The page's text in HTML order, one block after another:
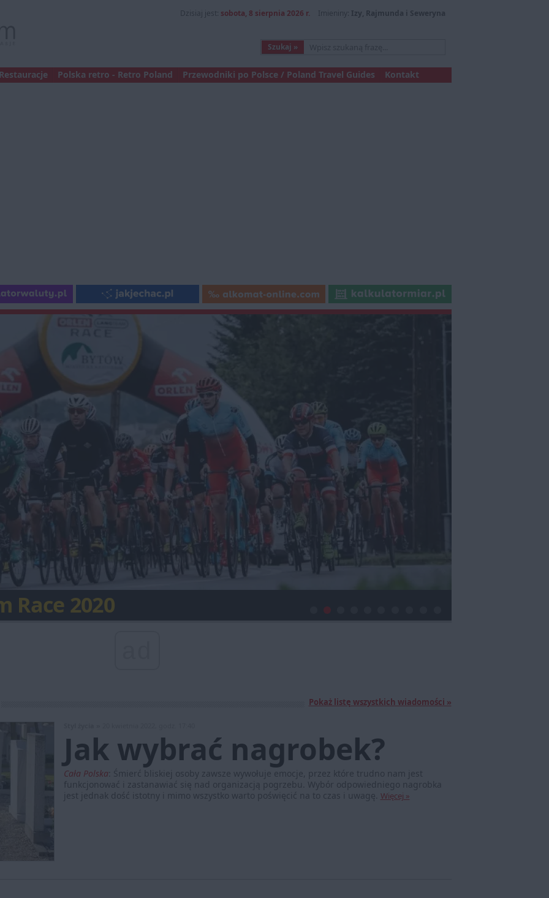
Dzisiaj jest: sobota, 8 sierpnia 2026 r. Imieniny: Izy, Rajmunda i Seweryna
Restauracje Polska retro - Retro Poland Przewodniki po Polsce / Poland Travel Guides Kontakt
będzie w Polsce
Race 2020
Turystyczne 2019
w Zabrzu
rowerze lub rolkach
z nową trasą
Planetarium Śląskiego
roku w Rybniku
Pokaż listę wszystkich wiadomości »
Jak wybrać nagrobek?
Cała Polska Śmierć bliskiej osoby zawsze wywołuje emocje, przez które trudno nam jest
funkcjonować i zastanawiać się nad organizacją pogrzebu. Wybór odpowiedniego nagrobka
jest jednak dość istotny i mimo wszystko warto poświęcić na to czas i uwagę. Więcej »